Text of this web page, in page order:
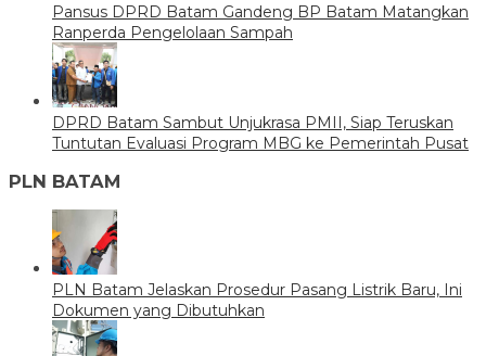
Pansus DPRD Batam Gandeng BP Batam Matangkan
Ranperda Pengelolaan Sampah
DPRD Batam Sambut Unjukrasa PMII, Siap Teruskan
Tuntutan Evaluasi Program MBG ke Pemerintah Pusat
PLN BATAM
PLN Batam Jelaskan Prosedur Pasang Listrik Baru, Ini
Dokumen yang Dibutuhkan